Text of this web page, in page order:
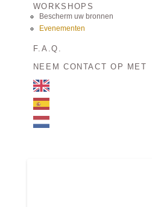
WORKSHOPS
Bescherm uw bronnen
Evenementen
F.A.Q.
NEEM CONTACT OP MET